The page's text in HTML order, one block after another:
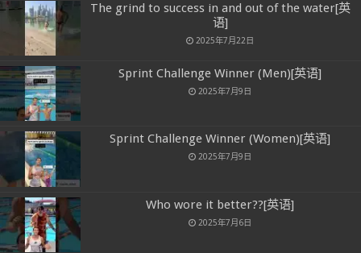
The grind to success in and out of the water[英
语]
2025年7月22日
Sprint Challenge Winner (Men)[英语]
2025年7月9日
Sprint Challenge Winner (Women)[英语]
2025年7月9日
Who wore it better??[英语]
2025年7月6日